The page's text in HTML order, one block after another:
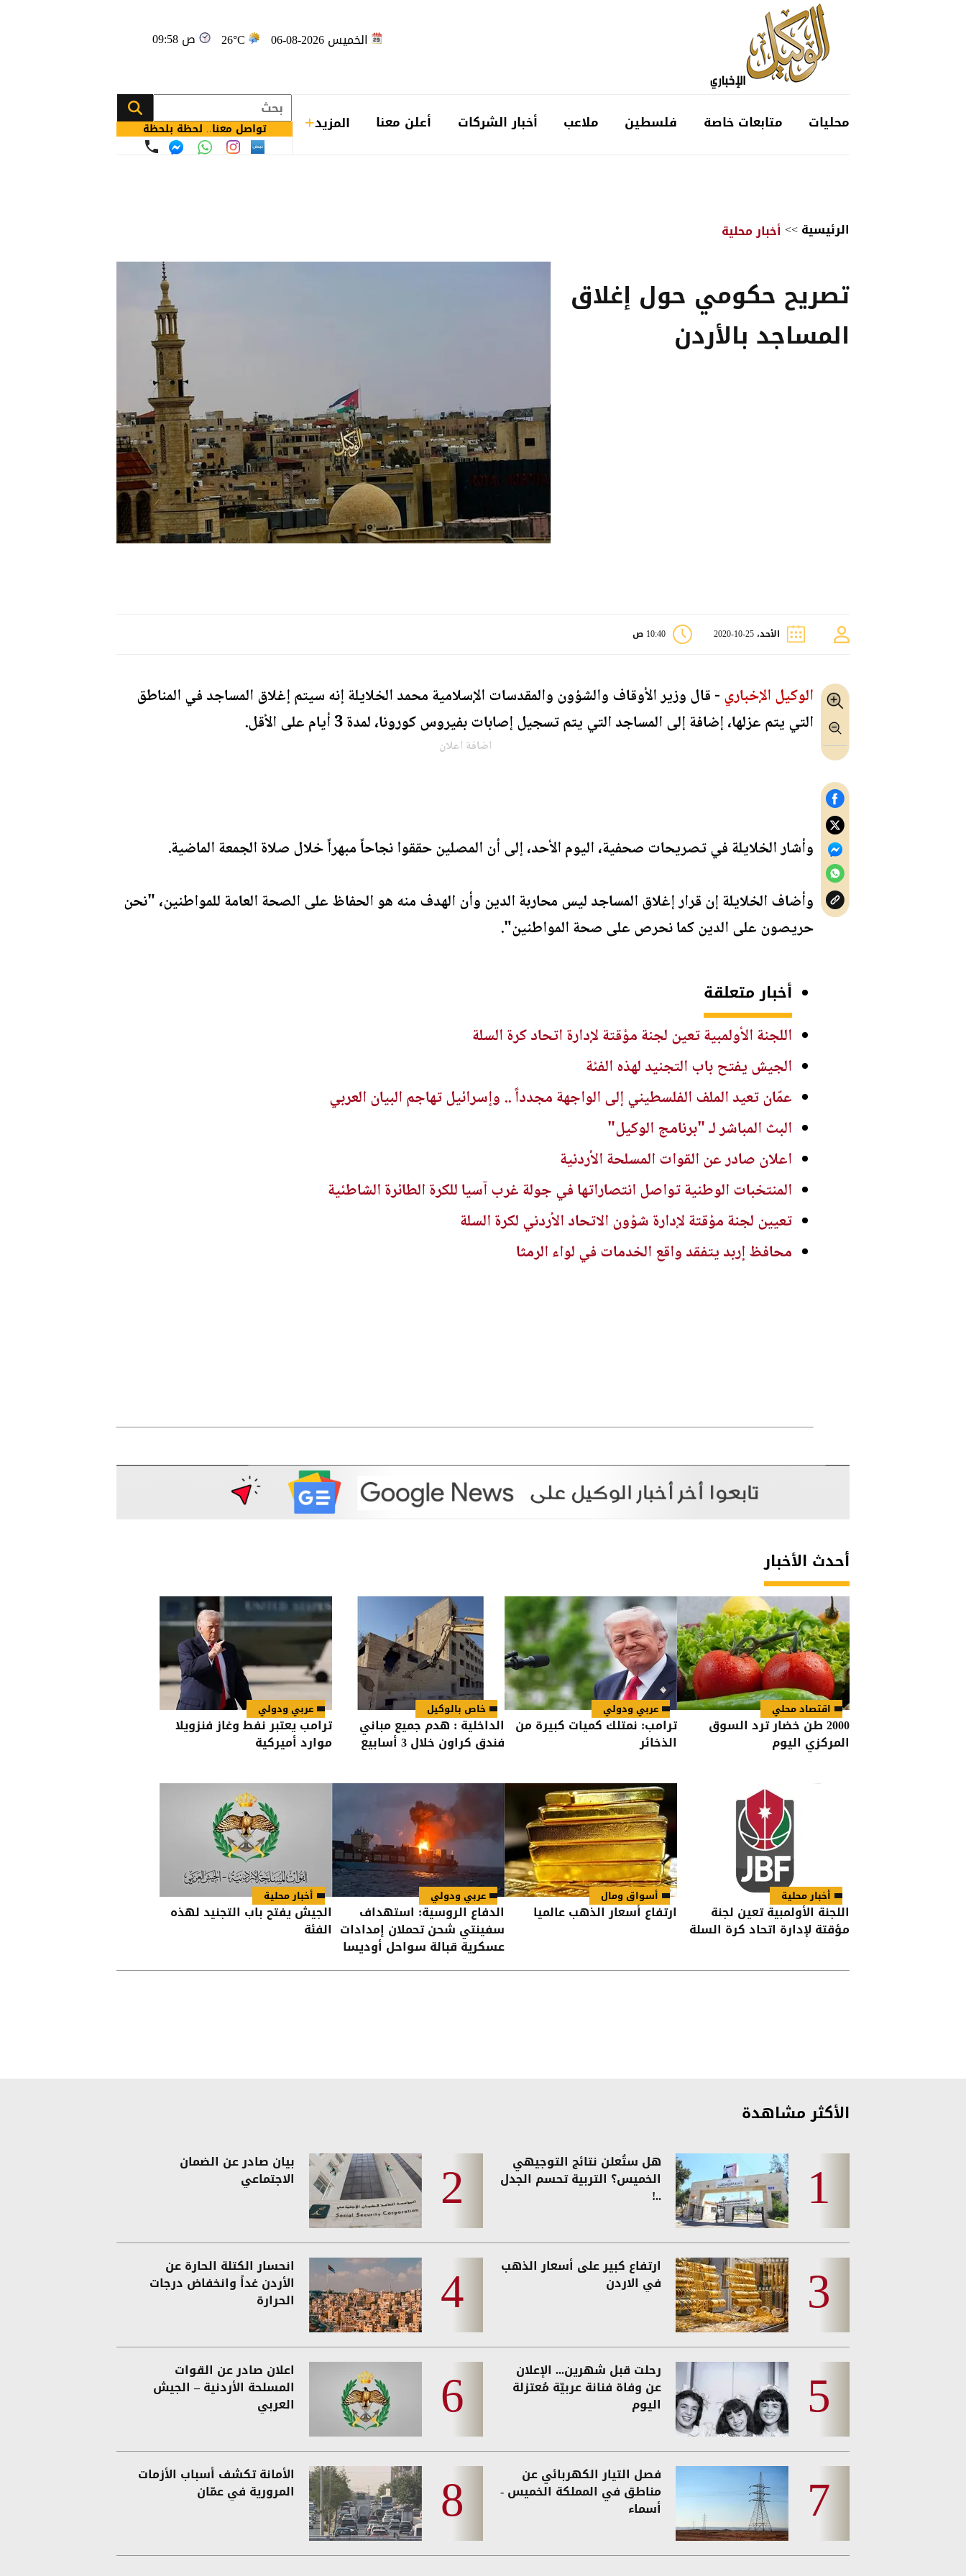
الخميس 2026-08-06 26°C 09:58 ص
محليات متابعات خاصة فلسطين ملاعب أخبار الشركات أعلن معنا المزيد تواصل معنا.. لحظة بلحظة
الرئيسية>>أخبار محلية
تصريح حكومي حول إغلاق
المساجد بالأردن
الأحد، 25-10-2020 10:40 ص
الوكيل الإخباري- قال وزير الأوقاف والشؤون والمقدسات الإسلامية محمد الخلايلة إنه سيتم إغلاق المساجد في المناطق
التي يتم عزلها، إضافة إلى المساجد التي يتم تسجيل إصابات بفيروس كورونا، لمدة 3 أيام على الأقل.
اضافة اعلان
وأشار الخلايلة في تصريحات صحفية، اليوم الأحد، إلى أن المصلين حققوا نجاحاً مبهراً خلال صلاة الجمعة الماضية.
وأضاف الخلايلة إن قرار إغلاق المساجد ليس محاربة الدين وأن الهدف منه هو الحفاظ على الصحة العامة للمواطنين، "نحن
حريصون على الدين كما نحرص على صحة المواطنين".
أخبار متعلقة
اللجنة الأولمبية تعين لجنة مؤقتة لإدارة اتحاد كرة السلة
الجيش يفتح باب التجنيد لهذه الفئة
عمّان تعيد الملف الفلسطيني إلى الواجهة مجدداً .. وإسرائيل تهاجم البيان العربي
البث المباشر لـ "برنامج الوكيل"
اعلان صادر عن القوات المسلحة الأردنية
المنتخبات الوطنية تواصل انتصاراتها في جولة غرب آسيا للكرة الطائرة الشاطئية
تعيين لجنة مؤقتة لإدارة شؤون الاتحاد الأردني لكرة السلة
محافظ إربد يتفقد واقع الخدمات في لواء الرمثا
أحدث الأخبار
اقتصاد محلي
2000 طن خضار ترد السوق
المركزي اليوم
عربي ودولي
ترامب: نمتلك كميات كبيرة من
الذخائر
خاص بالوكيل
الداخلية : هدم جميع مباني
فندق كراون خلال 3 أسابيع
عربي ودولي
ترامب يعتبر نفط وغاز فنزويلا
موارد أميركية
أخبار محلية
اللجنة الأولمبية تعين لجنة
مؤقتة لإدارة اتحاد كرة السلة
أسواق ومال
ارتفاع أسعار الذهب عالميا
عربي ودولي
الدفاع الروسية: استهداف
سفينتي شحن تحملان إمدادات
عسكرية قبالة سواحل أوديسا
أخبار محلية
الجيش يفتح باب التجنيد لهذه
الفئة
الأكثر مشاهدة
هل ستُعلن نتائج التوجيهي
الخميس؟ التربية تحسم الجدل
..!
بيان صادر عن الضمان
الاجتماعي
ارتفاع كبير على أسعار الذهب
في الاردن
انحسار الكتلة الحارة عن
الأردن غداً وانخفاض درجات
الحرارة
رحلت قبل شهرين... الإعلان
عن وفاة فنانة عربيّة مُعتزلة
اليوم
اعلان صادر عن القوات
المسلحة الأردنية – الجيش
العربي
فصل التيار الكهربائي عن
مناطق في المملكة الخميس -
أسماء
الأمانة تكشف أسباب الأزمات
المرورية في عمّان